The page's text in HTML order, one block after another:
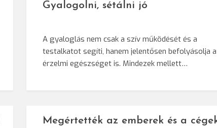
Gyalogolni, sétálni jó
A gyaloglás nem csak a szív működését és a
testalkatot segíti, hanem jelentősen befolyásolja
érzelmi egészséget is. Mindezek mellett…
Megértették az emberek és a